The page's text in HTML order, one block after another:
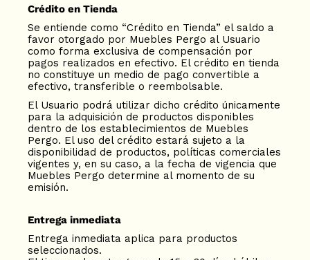
Crédito en Tienda
Se entiende como “Crédito en Tienda” el saldo a
favor otorgado por Muebles Pergo al Usuario
como forma exclusiva de compensación por
pagos realizados en efectivo. El crédito en tienda
no constituye un medio de pago convertible a
efectivo, transferible o reembolsable.
El Usuario podrá utilizar dicho crédito únicamente
para la adquisición de productos disponibles
dentro de los establecimientos de Muebles
Pergo. El uso del crédito estará sujeto a la
disponibilidad de productos, políticas comerciales
vigentes y, en su caso, a la fecha de vigencia que
Muebles Pergo determine al momento de su
emisión.
Entrega inmediata
Entrega inmediata aplica para productos
seleccionados.